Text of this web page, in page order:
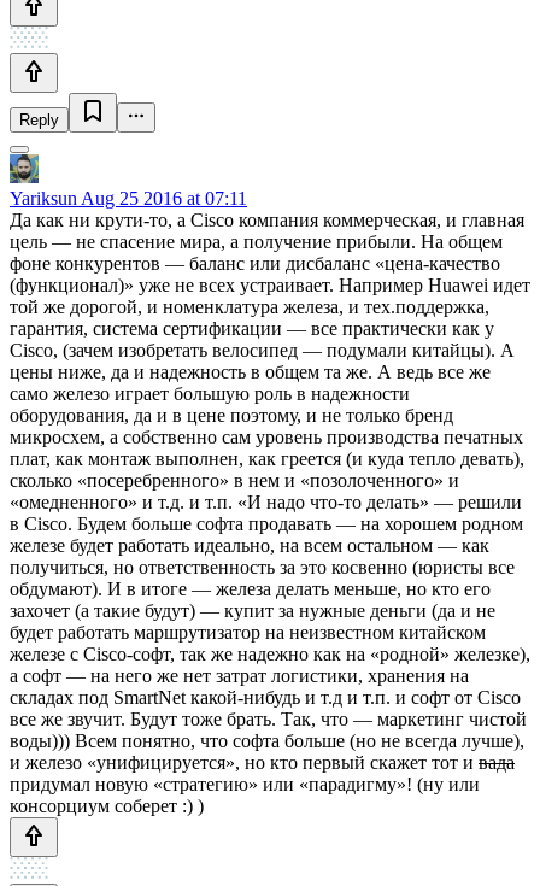
Reply
Yariksun Aug 25 2016 at 07:11
Да как ни крути-то, а Cisco компания коммерческая, и главная
цель — не спасение мира, а получение прибыли. На общем
фоне конкурентов — баланс или дисбаланс «цена-качество
(функционал)» уже не всех устраивает. Например Huawei идет
той же дорогой, и номенклатура железа, и тех.поддержка,
гарантия, система сертификации — все практически как у
Cisco, (зачем изобретать велосипед — подумали китайцы). А
цены ниже, да и надежность в общем та же. А ведь все же
само железо играет большую роль в надежности
оборудования, да и в цене поэтому, и не только бренд
микросхем, а собственно сам уровень производства печатных
плат, как монтаж выполнен, как греется (и куда тепло девать),
сколько «посеребренного» в нем и «позолоченного» и
«омедненного» и т.д. и т.п. «И надо что-то делать» — решили
в Cisco. Будем больше софта продавать — на хорошем родном
железе будет работать идеально, на всем остальном — как
получиться, но ответственность за это косвенно (юристы все
обдумают). И в итоге — железа делать меньше, но кто его
захочет (а такие будут) — купит за нужные деньги (да и не
будет работать маршрутизатор на неизвестном китайском
железе с Cisco-софт, так же надежно как на «родной» железке),
а софт — на него же нет затрат логистики, хранения на
складах под SmartNet какой-нибудь и т.д и т.п. и софт от Cisco
все же звучит. Будут тоже брать. Так, что — маркетинг чистой
воды))) Всем понятно, что софта больше (но не всегда лучше),
и железо «унифицируется», но кто первый скажет тот и вада
придумал новую «стратегию» или «парадигму»! (ну или
консорциум соберет :) )